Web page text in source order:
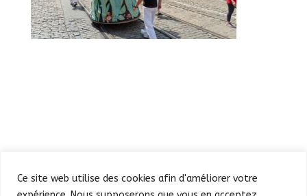
Ce site web utilise des cookies afin d'améliorer votre